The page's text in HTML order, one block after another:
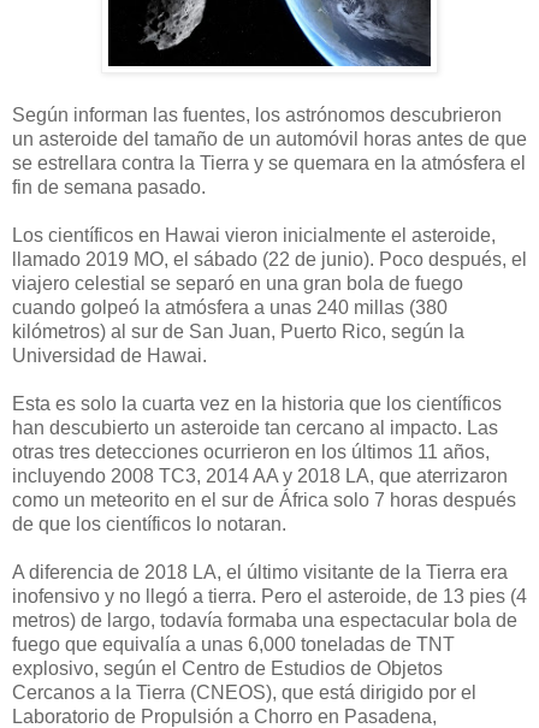
Según informan las fuentes, los astrónomos descubrieron
un asteroide del tamaño de un automóvil horas antes de que
se estrellara contra la Tierra y se quemara en la atmósfera el
fin de semana pasado.
Los científicos en Hawai vieron inicialmente el asteroide,
llamado 2019 MO, el sábado (22 de junio). Poco después, el
viajero celestial se separó en una gran bola de fuego
cuando golpeó la atmósfera a unas 240 millas (380
kilómetros) al sur de San Juan, Puerto Rico, según la
Universidad de Hawai.
Esta es solo la cuarta vez en la historia que los científicos
han descubierto un asteroide tan cercano al impacto. Las
otras tres detecciones ocurrieron en los últimos 11 años,
incluyendo 2008 TC3, 2014 AA y 2018 LA, que aterrizaron
como un meteorito en el sur de África solo 7 horas después
de que los científicos lo notaran.
A diferencia de 2018 LA, el último visitante de la Tierra era
inofensivo y no llegó a tierra. Pero el asteroide, de 13 pies (4
metros) de largo, todavía formaba una espectacular bola de
fuego que equivalía a unas 6,000 toneladas de TNT
explosivo, según el Centro de Estudios de Objetos
Cercanos a la Tierra (CNEOS), que está dirigido por el
Laboratorio de Propulsión a Chorro en Pasadena,